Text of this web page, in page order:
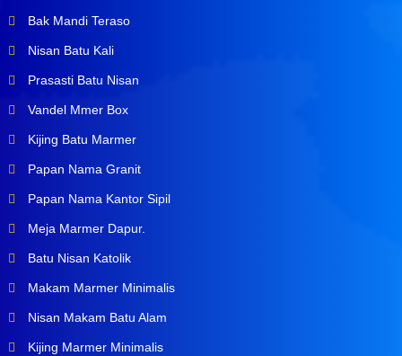
Bak Mandi Teraso
Nisan Batu Kali
Prasasti Batu Nisan
Vandel Mmer Box
Kijing Batu Marmer
Papan Nama Granit
Papan Nama Kantor Sipil
Meja Marmer Dapur.
Batu Nisan Katolik
Makam Marmer Minimalis
Nisan Makam Batu Alam
Kijing Marmer Minimalis